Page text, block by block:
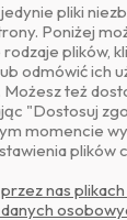
pliki
Poniżej
plików,
odmówić ich
też
"Dostosuj
momencie
plików
nas